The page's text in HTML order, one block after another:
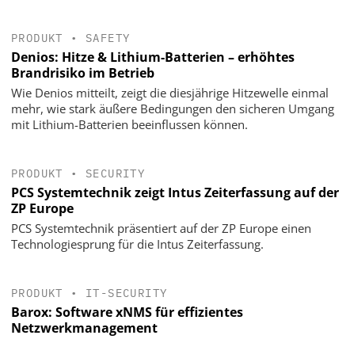
PRODUKT • SAFETY
Denios: Hitze & Lithium-Batterien – erhöhtes
Brandrisiko im Betrieb
Wie Denios mitteilt, zeigt die diesjährige Hitzewelle einmal
mehr, wie stark äußere Bedingungen den sicheren Umgang
mit Lithium-Batterien beeinflussen können.
PRODUKT • SECURITY
PCS Systemtechnik zeigt Intus Zeiterfassung auf der
ZP Europe
PCS Systemtechnik präsentiert auf der ZP Europe einen
Technologiesprung für die Intus Zeiterfassung.
PRODUKT • IT-SECURITY
Barox: Software xNMS für effizientes
Netzwerkmanagement